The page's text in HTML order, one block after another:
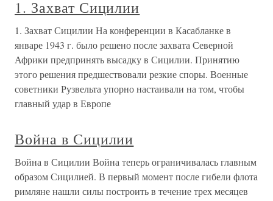
1. Захват Сицилии
1. Захват Сицилии На конференции в Касабланке в
январе 1943 г. было решено после захвата Северной
Африки предпринять высадку в Сицилии. Принятию
этого решения предшествовали резкие споры. Военные
советники Рузвельта упорно настаивали на том, чтобы
главный удар в Европе
Война в Сицилии
Война в Сицилии Война теперь ограничивалась главным
образом Сицилией. В первый момент после гибели флота
римляне нашли силы построить в течение трех месяцев